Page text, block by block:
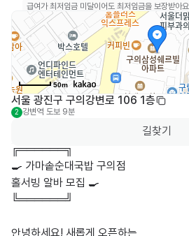
급여가 최저임금 미달이어도 최저임금을 보장받아요
50m
서울 광진구 구의강변로 106 1층
2 강변역 도보 9분
길찾기
╔══════╗
🍳 가마솥순대국밥 구의점
홀서빙 알바 모집 🍳
╚══════╝
안녕하세요! 새롭게 오픈하는